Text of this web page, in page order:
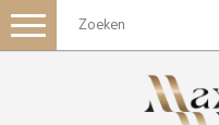
Toggle
navigation